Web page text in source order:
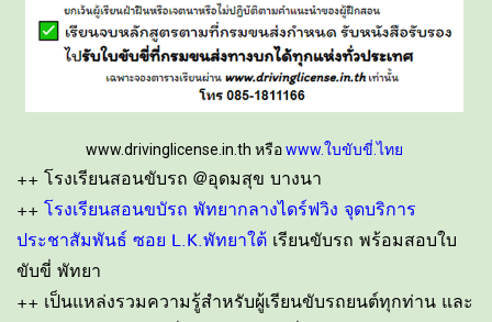
www.drivinglicense.in.th หรือwww.ใบขับขี่.ไทย
++ โรงเรียนสอนขับรถ @อุดมสุข บางนา
++ โรงเรียนสอนขบัรถ พัทยากลางไดร์ฟวิง จุดบริการ
ประชาสัมพันธ์ ซอย L.K.พัทยาใต้ เรียนขับรถ พร้อมสอบใบ
ขับขี่ พัทยา
++ เป็นแหล่งรวมความรู้สำหรับผู้เรียนขับรถยนต์ทุกท่าน และ